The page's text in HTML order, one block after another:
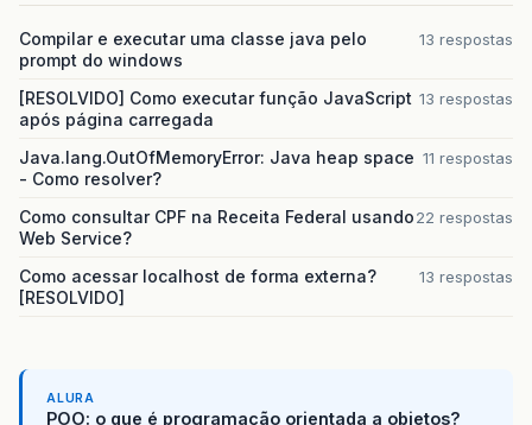
Compilar e executar uma classe java pelo
prompt do windows
13 respostas
[RESOLVIDO] Como executar função JavaScript
após página carregada
13 respostas
Java.lang.OutOfMemoryError: Java heap space
- Como resolver?
11 respostas
Como consultar CPF na Receita Federal usando
Web Service?
22 respostas
Como acessar localhost de forma externa?
[RESOLVIDO]
13 respostas
ALURA
POO: o que é programação orientada a objetos?